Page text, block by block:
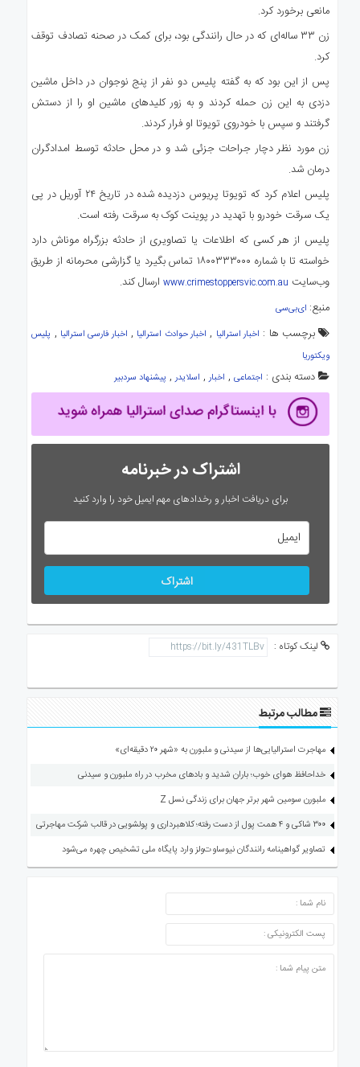
مانعی برخورد کرد.
زن ۳۳ ساله‌ای که در حال رانندگی بود، برای کمک در صحنه تصادف توقف
کرد.
پس از این بود که به گفته پلیس دو نفر از پنج نوجوان در داخل ماشین
دزدی به این زن حمله کردند و به زور کلیدهای ماشین او را از دستش
گرفتند و سپس با خودروی تویوتا او فرار کردند.
زن مورد نظر دچار جراحات جزئی شد و در محل حادثه توسط امدادگران
درمان شد.
پلیس اعلام کرد که تویوتا پریوس دزدیده شده در تاریخ ۲۴ آوریل در پی
یک سرقت خودرو با تهدید در پوینت کوک به سرقت رفته است.
پلیس از هر کسی که اطلاعات یا تصاویری از حادثه بزرگراه موناش دارد
خواسته تا با شماره ۱۸۰۰۳۳۳۰۰۰ تماس بگیرد یا گزارشی محرمانه از طریق
وب‌سایت www.crimestoppersvic.com.auارسال کند.
منبع: ای‌بی‌سی
برچسب ها : اخبار استرالیا , اخبار حوادث استرالیا , اخبار فارسی استرالیا , پلیس
ویکتوریا
دسته بندی : اجتماعی, اخبار, اسلایدر, پیشنهاد سردبیر
اشتراک در خبرنامه
برای دریافت اخبار و رخدادهای مهم ایمیل خود را وارد کنید
اشتراک
لینک کوتاه :
مطالب مرتبط
مهاجرت استرالیایی‌ها از سیدنی و ملبورن به «شهر ۲۰ دقیقه‌ای»
خداحافظ هوای خوب؛ باران شدید و بادهای مخرب در راه ملبورن و سیدنی
ملبورن سومین شهر برتر جهان برای زندگی نسل Z
۳۰۰ شاکی و ۴ همت پول از دست رفته؛ کلاهبرداری و پولشویی در قالب شرکت مهاجرتی
تصاویر گواهینامه رانندگان نیوساوت‌ولز وارد پایگاه ملی تشخیص چهره می‌شود
ارسال دیدگاه